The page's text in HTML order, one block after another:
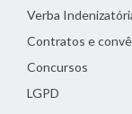
Verba
Contratos e
Concursos
LGPD